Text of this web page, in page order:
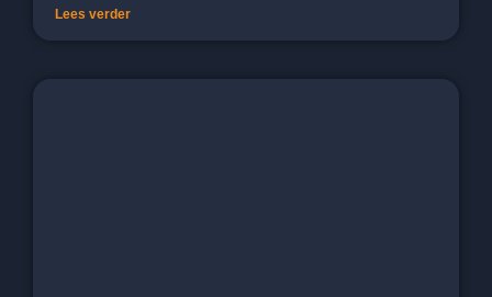
Lees verder